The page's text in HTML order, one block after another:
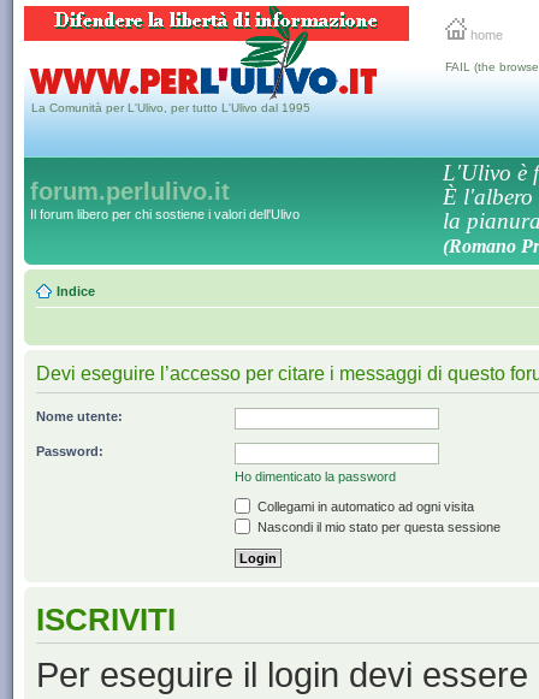
home
La Comunità per L'Ulivo, per tutto L'Ulivo dal 1995
FAIL (the
forum.perlulivo.it
Il forum libero per chi sostiene i valori dell'Ulivo
L'Ulivo è
È l'albero
la
(Romano
Indice
Devi eseguire l’accesso per citare i messaggi di questo
Nome utente:
Password:
Ho dimenticato la password
Collegami in automatico ad ogni visita
Nascondi il mio stato per questa sessione
ISCRIVITI
Per eseguire il login devi